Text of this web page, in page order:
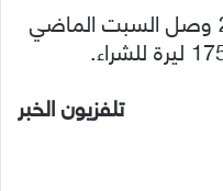
وكان سعر غرام الذهب عيار 21 وصل السبت الماضي
تلفزيون الخبر